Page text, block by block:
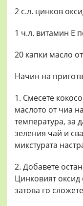
2 с.л. цинков
1 ч.л. витамин Е
20 капки масло
Начин на
1. Смесете
маслото от чиа
температура, за
зеления чай и
микстурата
2. Добавете
Цинковият оксид
затова го